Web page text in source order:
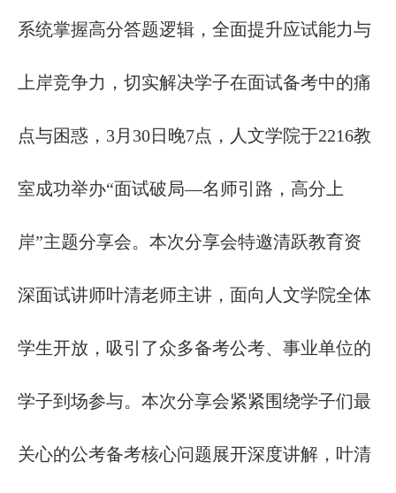
系统掌握高分答题逻辑，全面提升应试能力与
上岸竞争力，切实解决学子在面试备考中的痛
点与困惑，3月30日晚7点，人文学院于2216教
室成功举办“面试破局—名师引路，高分上
岸”主题分享会。本次分享会特邀清跃教育资
深面试讲师叶清老师主讲，面向人文学院全体
学生开放，吸引了众多备考公考、事业单位的
学子到场参与。 本次分享会紧紧围绕学子们最
关心的公考备考核心问题展开深度讲解，叶清